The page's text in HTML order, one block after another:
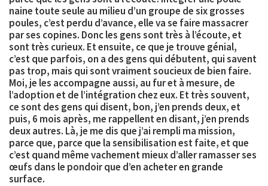
naine toute seule au milieu d’un groupe de six grosses
poules, c’est perdu d’avance, elle va se faire massacrer
par ses copines. Donc les gens sont très à l’écoute, et
sont très curieux. Et ensuite, ce que je trouve génial,
c’est que parfois, on a des gens qui débutent, qui savent
pas trop, mais qui sont vraiment soucieux de bien faire.
Moi, je les accompagne aussi, au fur et à mesure, de
l’adoption et de l’intégration chez eux. Et très souvent,
ce sont des gens qui disent, bon, j’en prends deux, et
puis, 6 mois après, me rappellent en disant, j’en prends
deux autres. Là, je me dis que j’ai rempli ma mission,
parce que, parce que la sensibilisation est faite, et que
c’est quand même vachement mieux d’aller ramasser ses
œufs dans le pondoir que d’en acheter en grande
surface.